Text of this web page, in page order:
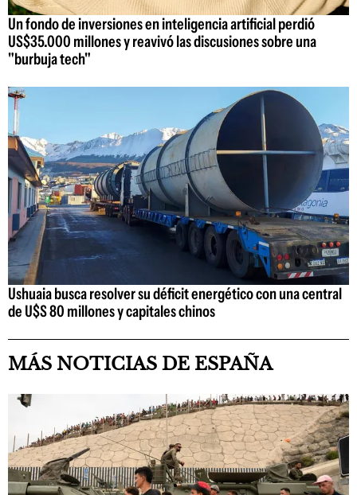
Un fondo de inversiones en inteligencia artificial perdió
US$35.000 millones y reavivó las discusiones sobre una
"burbuja tech"
Ushuaia busca resolver su déficit energético con una central
de U$S 80 millones y capitales chinos
MÁS NOTICIAS DE ESPAÑA